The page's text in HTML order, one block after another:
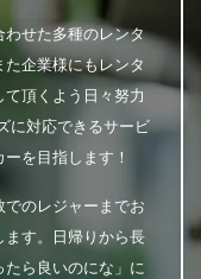
わせた多種のレンタ
企業様にもレンタ
頂くよう日々努力
に対応できるサービ
を目指します！
のレジャーまでお
ます。日帰りから長
ら良いのにな」に